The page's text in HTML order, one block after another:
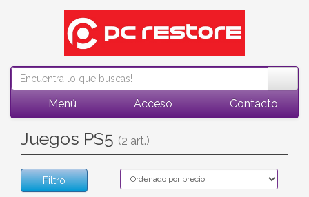
Menú Acceso Contacto
Juegos PS5 (2 art.)
Filtro